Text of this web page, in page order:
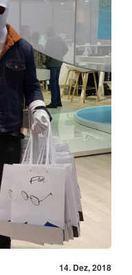
14. Dez, 2018